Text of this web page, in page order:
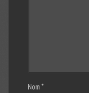
Nom*